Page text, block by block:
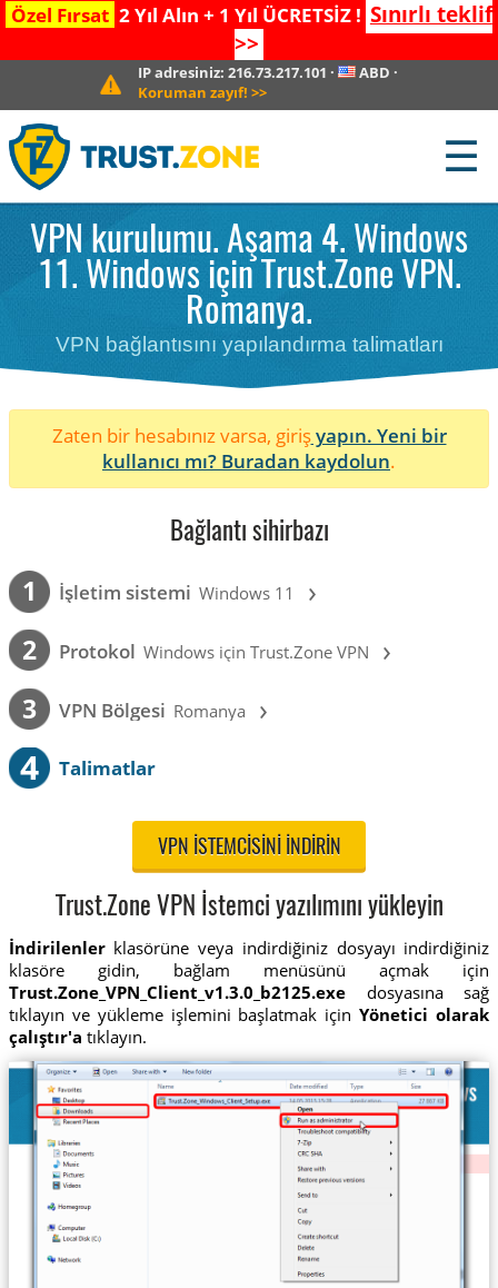
Özel Fırsat 2 Yıl Alın + 1 Yıl ÜCRETSİZ ! Sınırlı teklif
>>
IP adresiniz:216.73.217.101 · ABD ·
Koruman zayıf! >>
☰
VPN kurulumu. Aşama 4. Windows
11. Windows için Trust.Zone VPN.
Romanya.
VPN bağlantısını yapılandırma talimatları
Zaten bir hesabınız varsa, girişyapın. Yeni bir
kullanıcı mı? Buradan kaydolun.
Bağlantı sihirbazı
1 İşletim sistemi Windows 11 ›
2 Protokol Windows için Trust.Zone VPN ›
3 VPN Bölgesi Romanya ›
4 Talimatlar
VPN ISTEMCISINI INDIRIN
Trust.Zone VPN İstemci yazılımını yükleyin
İndirilenlerklasörüne veya indirdiğiniz dosyayı indirdiğiniz
klasöre gidin, bağlam menüsünü açmak için
Trust.Zone_VPN_Client_v1.3.0_b2125.exedosyasına sağ
tıklayın ve yükleme işlemini başlatmak içinYönetici olarak
çalıştır'a tıklayın.